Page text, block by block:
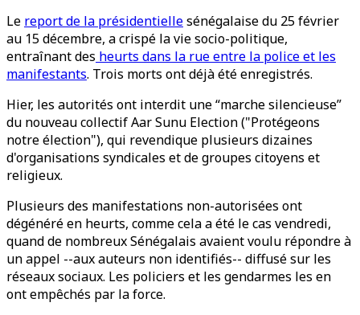
Le report de la présidentiellesénégalaise du 25 février
au 15 décembre, a crispé la vie socio-politique,
entraînant des heurts dans la rue entre la police et les
manifestants. Trois morts ont déjà été enregistrés.
Hier, les autorités ont interdit une “marche silencieuse”
du nouveau collectif Aar Sunu Election ("Protégeons
notre élection"), qui revendique plusieurs dizaines
d'organisations syndicales et de groupes citoyens et
religieux.
Plusieurs des manifestations non-autorisées ont
dégénéré en heurts, comme cela a été le cas vendredi,
quand de nombreux Sénégalais avaient voulu répondre à
un appel --aux auteurs non identifiés-- diffusé sur les
réseaux sociaux. Les policiers et les gendarmes les en
ont empêchés par la force.